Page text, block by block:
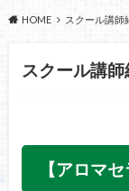
HOME スクール講師
スクール講
【アロマ